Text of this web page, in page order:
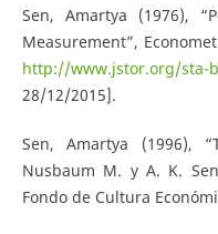
Sen, Amartya (1976),
Measurement”,
http://www.jstor.org/sta-
28/12/2015].
Sen, Amartya (1996),
Nusbaum M. y A. K.
Fondo de Cultura